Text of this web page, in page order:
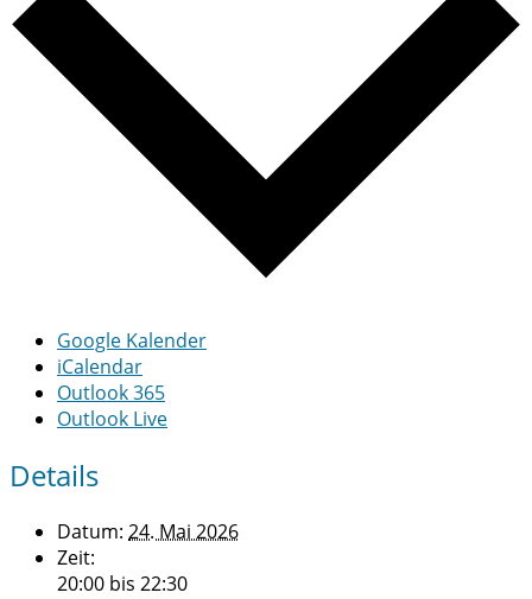
Google Kalender
iCalendar
Outlook 365
Outlook Live
Details
Datum: 24. Mai 2026
Zeit:
20:00 bis 22:30